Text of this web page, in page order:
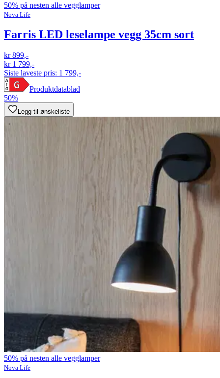
50% på nesten alle vegglamper
Nova Life
Farris LED leselampe vegg 35cm sort
kr 899,-
kr 1 799,-
Siste laveste pris: 1 799,-
Produktdatablad
50%
Legg til ønskeliste
50% på nesten alle vegglamper
Nova Life